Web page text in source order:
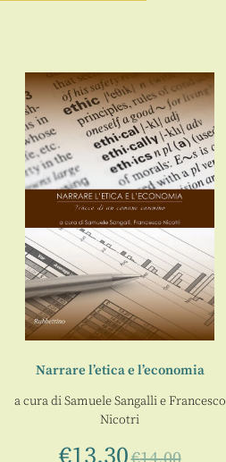
Narrare l’etica e l’economia
a cura diSamuele SangallieFrancesco
Nicotri